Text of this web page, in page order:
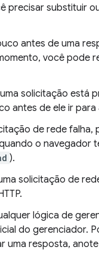
precisar substituir
antes de uma
você pode
solicitação está
antes de ele ir para
de rede falha,
o navegador
).
solicitação de
lógica de
do gerenciador.
resposta,